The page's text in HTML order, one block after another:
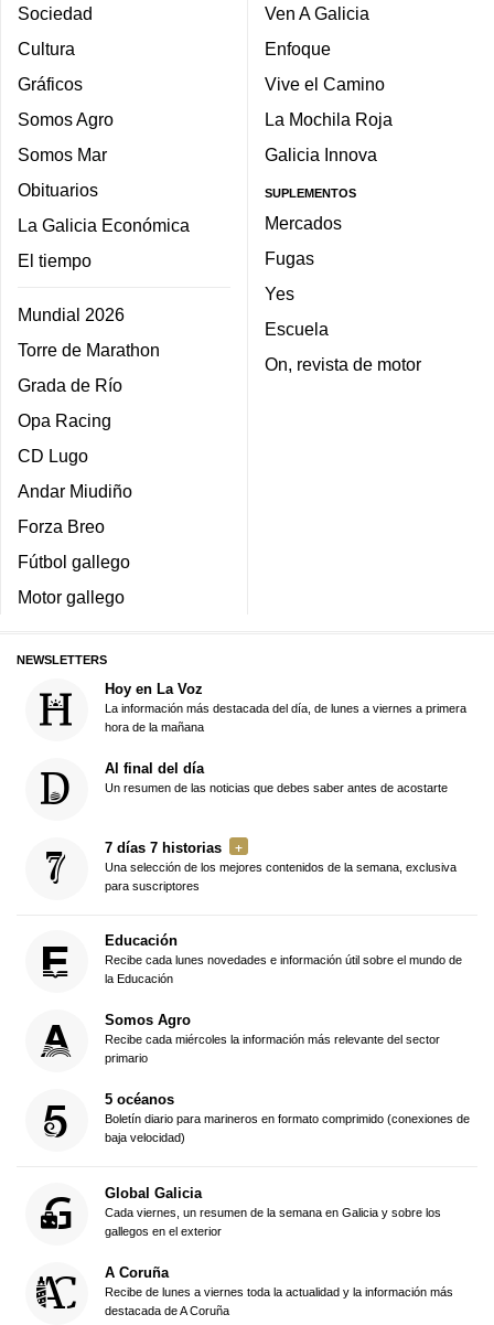
Sociedad
Cultura
Gráficos
Somos Agro
Somos Mar
Obituarios
La Galicia Económica
El tiempo
Mundial 2026
Torre de Marathon
Grada de Río
Opa Racing
CD Lugo
Andar Miudiño
Forza Breo
Fútbol gallego
Motor gallego
Ven A Galicia
Enfoque
Vive el Camino
La Mochila Roja
Galicia Innova
SUPLEMENTOS
Mercados
Fugas
Yes
Escuela
On, revista de motor
NEWSLETTERS
Hoy en La Voz
La información más destacada del día, de lunes a viernes a primera
hora de la mañana
Al final del día
Un resumen de las noticias que debes saber antes de acostarte
7 días 7 historias
Una selección de los mejores contenidos de la semana, exclusiva
para suscriptores
Educación
Recibe cada lunes novedades e información útil sobre el mundo de
la Educación
Somos Agro
Recibe cada miércoles la información más relevante del sector
primario
5 océanos
Boletín diario para marineros en formato comprimido (conexiones de
baja velocidad)
Global Galicia
Cada viernes, un resumen de la semana en Galicia y sobre los
gallegos en el exterior
A Coruña
Recibe de lunes a viernes toda la actualidad y la información más
destacada de A Coruña